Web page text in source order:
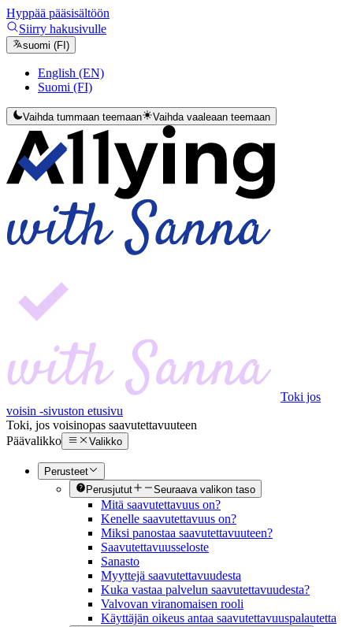
Hyppää pääsisältöön
Siirry hakusivulle
suomi (FI)
English (EN)
Suomi (FI)
Vaihda tummaan teemaan Vaihda vaaleaan teemaan
Toki jos
voisin -sivuston etusivu
Toki, jos voisinopas saavutettavuuteen
Päävalikko
Valikko
Perusteet
Perusjutut
Seuraava valikon taso
Mitä saavutettavuus on?
Kenelle saavutettavuus on?
Miksi panostaa saavutettavuuteen?
Saavutettavuusseloste
Sanasto
Myyttejä saavutettavuudesta
Kuka vastaa palvelun saavutettavuudesta?
Valvovan viranomaisen rooli
Käyttäjän oikeus antaa saavutettavuuspalautetta